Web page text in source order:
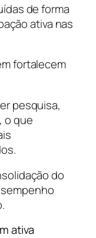
de forma
ativa nas
fortalecem
pesquisa,
o que
do
ativa